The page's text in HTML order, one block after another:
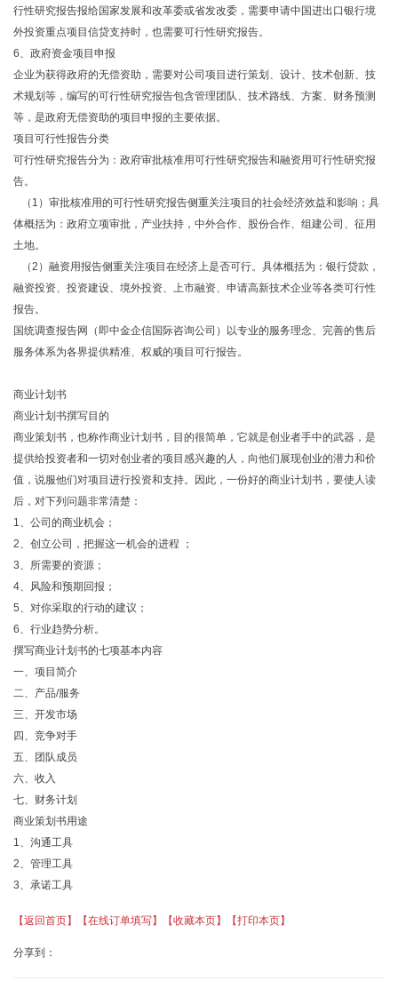
行性研究报告报给国家发展和改革委或省发改委，需要申请中国进出口银行境
外投资重点项目信贷支持时，也需要可行性研究报告。
6、政府资金项目申报
企业为获得政府的无偿资助，需要对公司项目进行策划、设计、技术创新、技
术规划等，编写的可行性研究报告包含管理团队、技术路线、方案、财务预测
等，是政府无偿资助的项目申报的主要依据。
项目可行性报告分类
可行性研究报告分为：政府审批核准用可行性研究报告和融资用可行性研究报
告。
（1）审批核准用的可行性研究报告侧重关注项目的社会经济效益和影响；具
体概括为：政府立项审批，产业扶持，中外合作、股份合作、组建公司、征用
土地。
（2）融资用报告侧重关注项目在经济上是否可行。具体概括为：银行贷款，
融资投资、投资建设、境外投资、上市融资、申请高新技术企业等各类可行性
报告。
国统调查报告网（即中金企信国际咨询公司）以专业的服务理念、完善的售后
服务体系为各界提供精准、权威的项目可行报告。
商业计划书
商业计划书撰写目的
商业策划书，也称作商业计划书，目的很简单，它就是创业者手中的武器，是
提供给投资者和一切对创业者的项目感兴趣的人，向他们展现创业的潜力和价
值，说服他们对项目进行投资和支持。因此，一份好的商业计划书，要使人读
后，对下列问题非常清楚：
1、公司的商业机会；
2、创立公司，把握这一机会的进程 ；
3、所需要的资源；
4、风险和预期回报；
5、对你采取的行动的建议；
6、行业趋势分析。
撰写商业计划书的七项基本内容
一、项目简介
二、产品/服务
三、开发市场
四、竞争对手
五、团队成员
六、收入
七、财务计划
商业策划书用途
1、沟通工具
2、管理工具
3、承诺工具
【返回首页】 【在线订单填写】 【收藏本页】 【打印本页】
分享到：